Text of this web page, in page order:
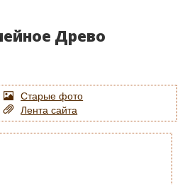
Древо
Старые фото
Лента сайта